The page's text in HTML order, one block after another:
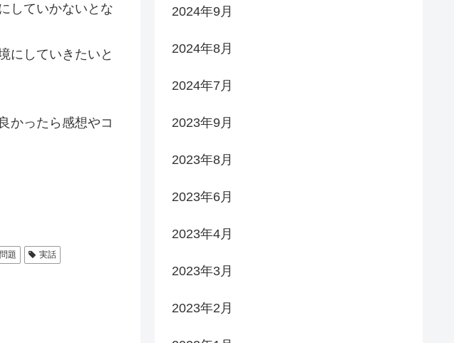
していかないとな
にしていきたいと
かったら感想やコ
問題 実話
2024年9月
2024年8月
2024年7月
2023年9月
2023年8月
2023年6月
2023年4月
2023年3月
2023年2月